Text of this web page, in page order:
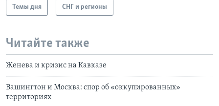
Темы дня СНГ и регионы
Читайте также
Женева и кризис на Кавказе
Вашингтон и Москва: спор об «оккупированных»
территориях